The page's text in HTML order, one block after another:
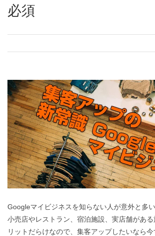
必須
Googleマイビジネスを知らない人が意外と多
小売店やレストラン、宿泊施設、実店舗があ
リットだらけなので、集客アップしたいなら